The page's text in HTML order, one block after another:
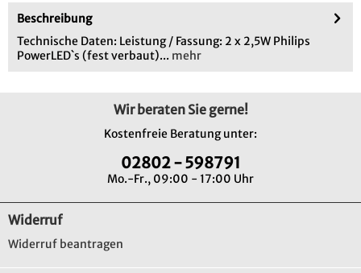
Beschreibung
Technische Daten: Leistung / Fassung: 2 x 2,5W Philips
PowerLED`s (fest verbaut)... mehr
Wir beraten Sie gerne!
Kostenfreie Beratung unter:
02802 - 598791
Mo.-Fr., 09:00 - 17:00 Uhr
Widerruf
Widerruf beantragen